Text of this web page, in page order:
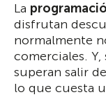
La
disfrutan
normalmente
comerciales. Y,
superan salir
lo que cuesta